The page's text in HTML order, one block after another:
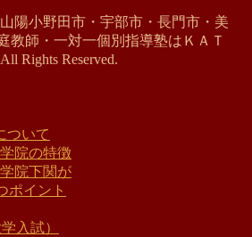
陽小野田市・宇部市・長門市・美
教師・一対一個別指導塾はＫＡＴ
Rights Reserved.
ついて
院の特徴
院下関が
ポイント
入試）